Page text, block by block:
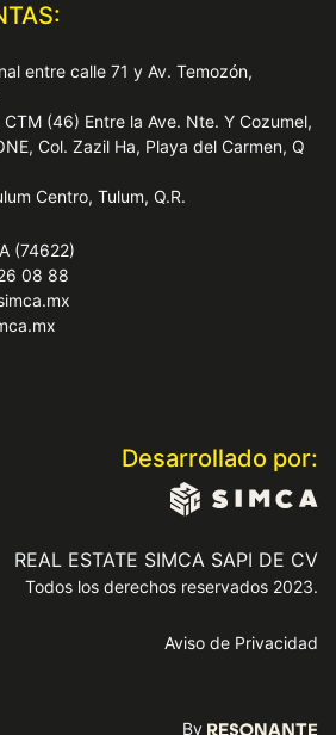
entre calle 71 y Av. Temozón,
(46) Entre la Ave. Nte. Y Cozumel,
Col. Zazil Ha, Playa del Carmen, Q
Centro, Tulum, Q.R.
(74622)
08 88
Desarrollado por:
REAL ESTATE SIMCA SAPI DE CV
Todos los derechos reservados 2023.
Aviso de Privacidad
By